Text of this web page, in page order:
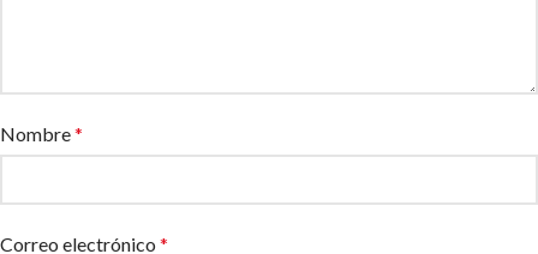
Nombre*
Correo electrónico *